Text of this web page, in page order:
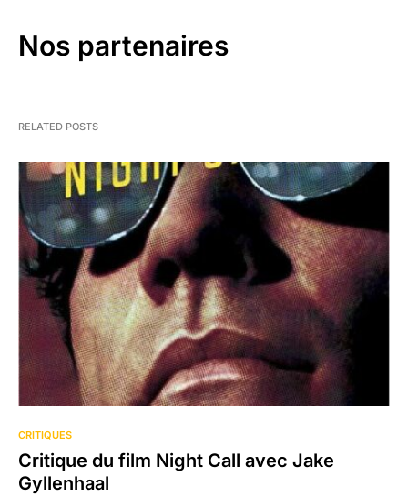
Nos partenaires
RELATED POSTS
CRITIQUES
Critique du film Night Call avec Jake
Gyllenhaal